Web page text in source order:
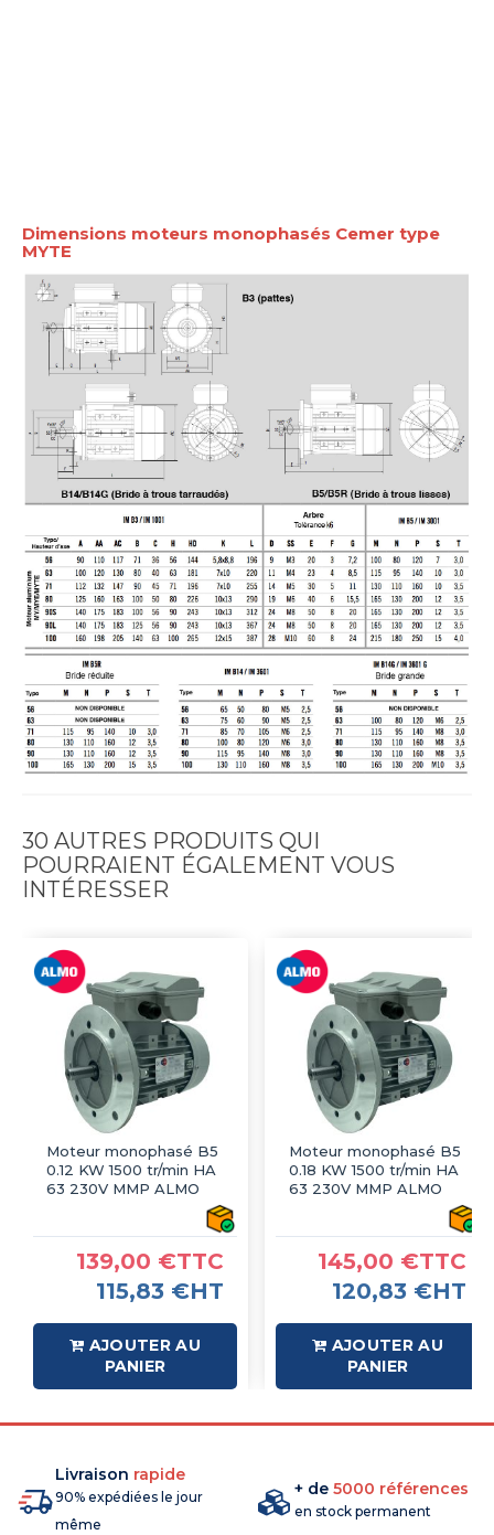
Dimensions moteurs monophasés Cemer type
MYTE
30 AUTRES PRODUITS QUI
POURRAIENT ÉGALEMENT VOUS
INTÉRESSER
Moteur monophasé B5
0.12 KW 1500 tr/min HA
63 230V MMP ALMO
139,00 €TTC
115,83 €HT
AJOUTER AU
PANIER
Moteur monophasé B5
0.18 KW 1500 tr/min HA
63 230V MMP ALMO
145,00 €TTC
120,83 €HT
AJOUTER AU
PANIER
Livraison rapide
90% expédiées le jour
même
+ de 5000 références
en stock permanent